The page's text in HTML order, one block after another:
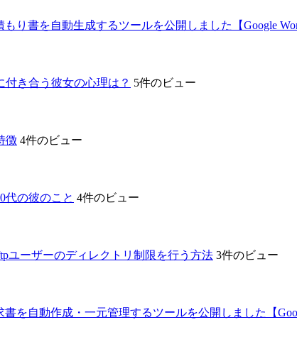
り書を自動生成するツールを公開しました【Google
き合う彼女の心理は？ 5件のビュー
徴 4件のビュー
代の彼のこと 4件のビュー
ユーザーのディレクトリ制限を行う方法 3件のビュー
を自動作成・一元管理するツールを公開しました【